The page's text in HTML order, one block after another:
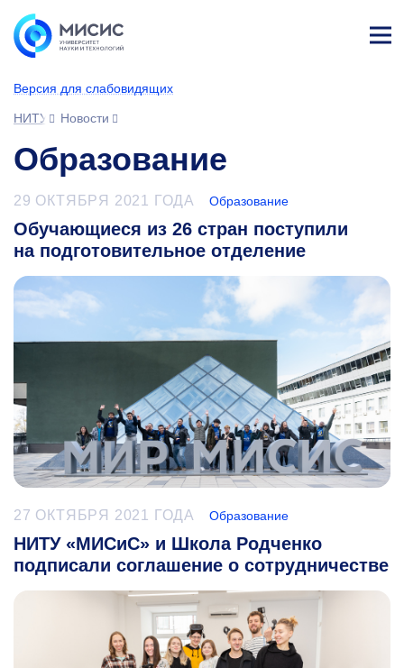
Версия для слабовидящих
НИТУ МИСИС
Новости
Образование
29 ОКТЯБРЯ 2021 ГОДА Образование
Обучающиеся из 26 стран поступили
на подготовительное отделение
27 ОКТЯБРЯ 2021 ГОДА Образование
НИТУ «МИСиС» и Школа Родченко
подписали соглашение о сотрудничестве